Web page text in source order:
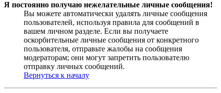
Я постоянно получаю нежелательные личные сообщения!
Вы можете автоматически удалять личные сообщения
пользователей, используя правила для сообщений в
вашем личном разделе. Если вы получаете
оскорбительные личные сообщения от конкретного
пользователя, отправьте жалобы на сообщения
модераторам; они могут запретить пользователю
отправку личных сообщений.
Вернуться к началу